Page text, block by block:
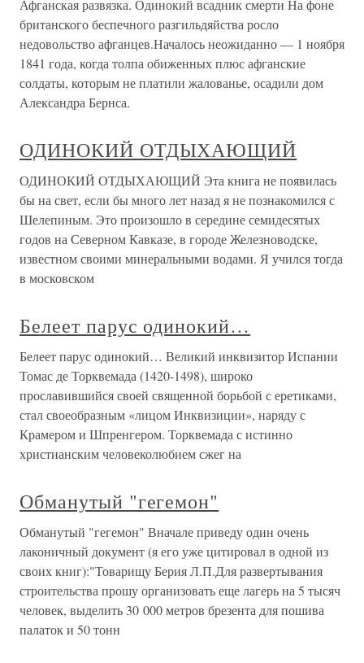
Афганская развязка. Одинокий всадник смерти На фоне
британского беспечного разгильдяйства росло
недовольство афганцев.Началось неожиданно — 1 ноября
1841 года, когда толпа обиженных плюс афганские
солдаты, которым не платили жалованье, осадили дом
Александра Бернса.
ОДИНОКИЙ ОТДЫХАЮЩИЙ
ОДИНОКИЙ ОТДЫХАЮЩИЙ Эта книга не появилась
бы на свет, если бы много лет назад я не познакомился с
Шелепиным. Это произошло в середине семидесятых
годов на Северном Кавказе, в городе Железноводске,
известном своими минеральными водами. Я учился тогда
в московском
Белеет парус одинокий…
Белеет парус одинокий… Великий инквизитор Испании
Томас де Торквемада (1420-1498), широко
прославившийся своей священной борьбой с еретиками,
стал своеобразным «лицом Инквизиции», наряду с
Крамером и Шпренгером. Торквемада с истинно
христианским человеколюбием сжег на
Обманутый "гегемон"
Обманутый "гегемон" Вначале приведу один очень
лаконичный документ (я его уже цитировал в одной из
своих книг):"Товарищу Берия Л.П.Для развертывания
строительства прошу организовать еще лагерь на 5 тысяч
человек, выделить 30 000 метров брезента для пошива
палаток и 50 тонн